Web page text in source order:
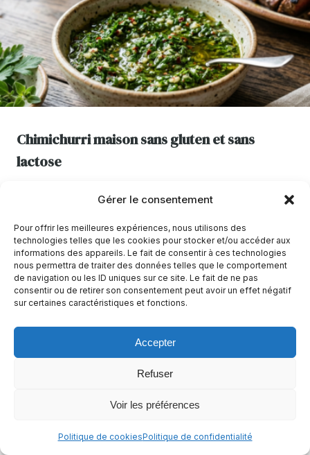
Gérer le consentement
Pour offrir les meilleures expériences, nous utilisons des
technologies telles que les cookies pour stocker et/ou accéder aux
informations des appareils. Le fait de consentir à ces technologies
nous permettra de traiter des données telles que le comportement
de navigation ou les ID uniques sur ce site. Le fait de ne pas
consentir ou de retirer son consentement peut avoir un effet négatif
sur certaines caractéristiques et fonctions.
Accepter
Refuser
Voir les préférences
Politique de cookiesPolitique de confidentialité
Chimichurri maison sans gluten et sans
lactose
Alimentation cétogénique végétarienne +12